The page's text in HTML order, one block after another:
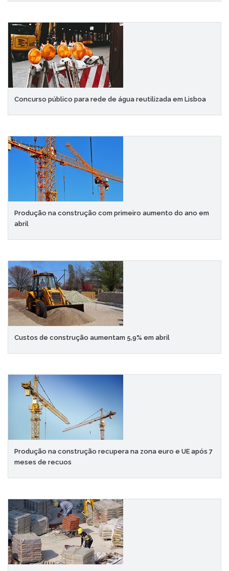
Concurso público para rede de água reutilizada em Lisboa
Produção na construção com primeiro aumento do ano em
abril
Custos de construção aumentam 5,9% em abril
Produção na construção recupera na zona euro e UE após 7
meses de recuos